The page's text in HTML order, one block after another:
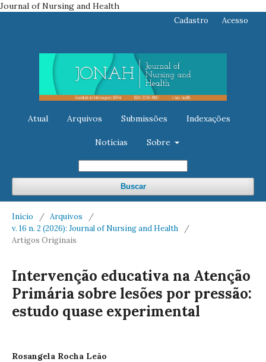
Journal of Nursing and Health
Atual Arquivos Submissões Indexações
Notícias Sobre
Buscar
Cadastro Acesso
Início / Arquivos
/
v. 16 n. 2 (2026): Journal of Nursing and Health
/
Artigos Originais
Intervenção educativa na Atenção
Primária sobre lesões por pressão:
estudo quase experimental
Rosangela Rocha Leão